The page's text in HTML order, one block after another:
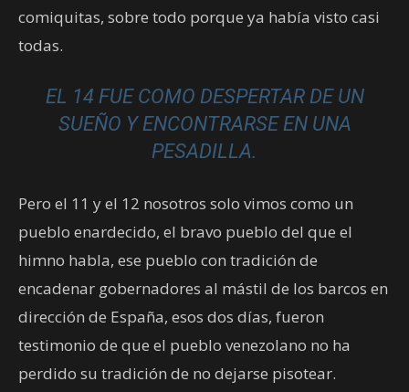
comiquitas, sobre todo porque ya había visto casi
todas.
EL 14 FUE COMO DESPERTAR DE UN
SUEÑO Y ENCONTRARSE EN UNA
PESADILLA.
Pero el 11 y el 12 nosotros solo vimos como un
pueblo enardecido, el bravo pueblo del que el
himno habla, ese pueblo con tradición de
encadenar gobernadores al mástil de los barcos en
dirección de España, esos dos días, fueron
testimonio de que el pueblo venezolano no ha
perdido su tradición de no dejarse pisotear.